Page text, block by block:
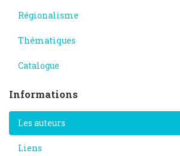
Régionalisme
Thématiques
Catalogue
Informations
Les auteurs
Liens